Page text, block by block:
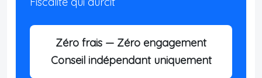
Zéro frais — Zéro engagement
Conseil indépendant uniquement